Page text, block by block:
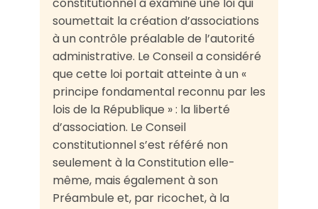
soumettait la création d’associations
à un contrôle préalable de l’autorité
administrative. Le Conseil a considéré
que cette loi portait atteinte à un «
principe fondamental reconnu par les
lois de la République » : la liberté
d’association. Le Conseil
constitutionnel s’est référé non
seulement à la Constitution elle-
même, mais également à son
Préambule et, par ricochet, à la